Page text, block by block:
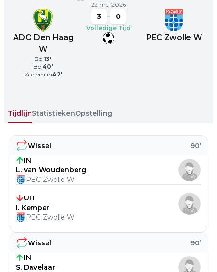
22 mei 2026
ADO Den Haag
W
Bol13'
Bol40'
Koeleman42'
3 0
Volledige Tijd
PEC Zwolle W
TijdlijnStatistiekenOpstelling
Wissel 90’
IN
S. Davelaar
Wissel 90’
IN
L. van Woudenberg
PEC Zwolle W
UIT
I. Kemper
PEC Zwolle W